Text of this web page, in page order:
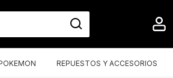
REPUESTOS Y ACCESORIOS